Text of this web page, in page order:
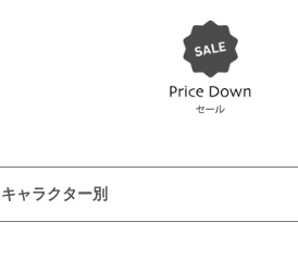
キャラクター別